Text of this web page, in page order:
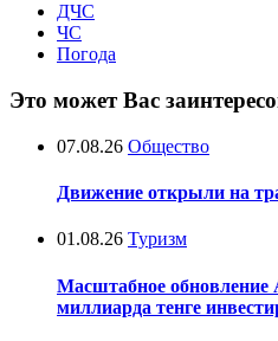
ДЧС
ЧС
Погода
Это может Вас
07.08.26 Общество
Движение открыли на
01.08.26 Туризм
Масштабное обновление
миллиарда тенге